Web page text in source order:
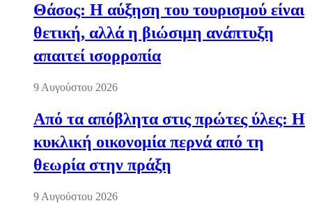
Θάσος: Η αύξηση του τουρισμού είναι
θετική, αλλά η βιώσιμη ανάπτυξη
απαιτεί ισορροπία
9 Αυγούστου 2026
Από τα απόβλητα στις πρώτες ύλες: Η
κυκλική οικονομία περνά από τη
θεωρία στην πράξη
9 Αυγούστου 2026